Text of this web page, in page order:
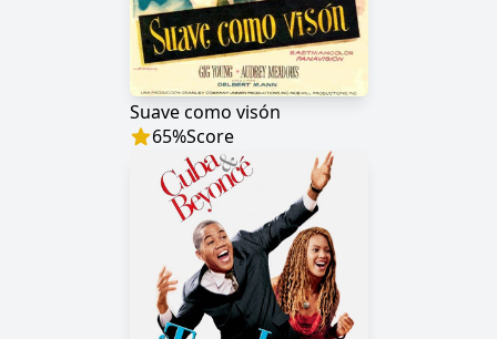
Suave como visón
65%Score